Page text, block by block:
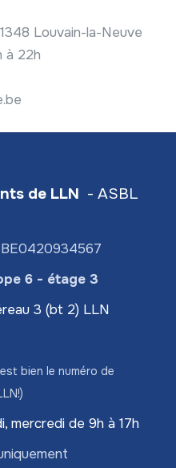
Louvain-la-Neuve
à 22h
de LLN - ASBL
6 - étage 3
3 (bt 2) LLN
bien le numéro de
mercredi de 9h à 17h